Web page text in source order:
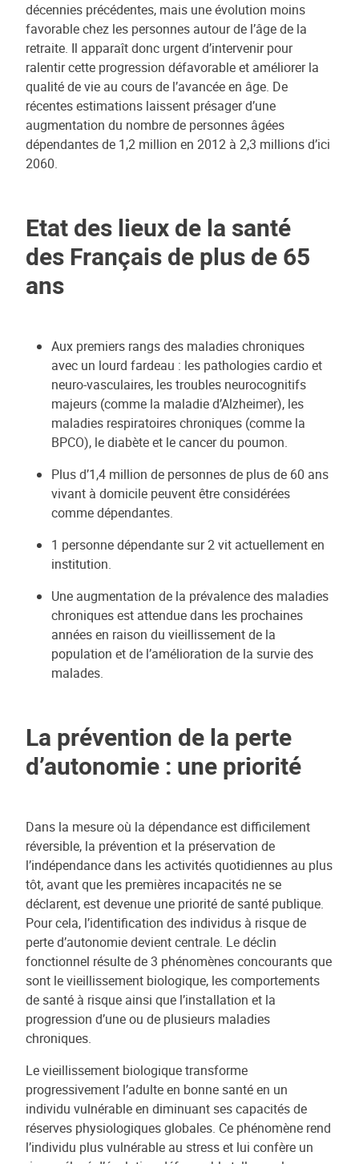
décennies précédentes, mais une évolution moins
favorable chez les personnes autour de l’âge de la
retraite. Il apparaît donc urgent d’intervenir pour
ralentir cette progression défavorable et améliorer la
qualité de vie au cours de l’avancée en âge. De
récentes estimations laissent présager d’une
augmentation du nombre de personnes âgées
dépendantes de 1,2 million en 2012 à 2,3 millions d’ici
2060.
Etat des lieux de la santé
des Français de plus de 65
ans
Aux premiers rangs des maladies chroniques
avec un lourd fardeau : les pathologies cardio et
neuro-vasculaires, les troubles neurocognitifs
majeurs (comme la maladie d’Alzheimer), les
maladies respiratoires chroniques (comme la
BPCO), le diabète et le cancer du poumon.
Plus d’1,4 million de personnes de plus de 60 ans
vivant à domicile peuvent être considérées
comme dépendantes.
1 personne dépendante sur 2 vit actuellement en
institution.
Une augmentation de la prévalence des maladies
chroniques est attendue dans les prochaines
années en raison du vieillissement de la
population et de l’amélioration de la survie des
malades.
La prévention de la perte
d’autonomie : une priorité
Dans la mesure où la dépendance est difficilement
réversible, la prévention et la préservation de
l’indépendance dans les activités quotidiennes au plus
tôt, avant que les premières incapacités ne se
déclarent, est devenue une priorité de santé publique.
Pour cela, l’identification des individus à risque de
perte d’autonomie devient centrale. Le déclin
fonctionnel résulte de 3 phénomènes concourants que
sont le vieillissement biologique, les comportements
de santé à risque ainsi que l’installation et la
progression d’une ou de plusieurs maladies
chroniques.
Le vieillissement biologique transforme
progressivement l’adulte en bonne santé en un
individu vulnérable en diminuant ses capacités de
réserves physiologiques globales. Ce phénomène rend
l’individu plus vulnérable au stress et lui confère un